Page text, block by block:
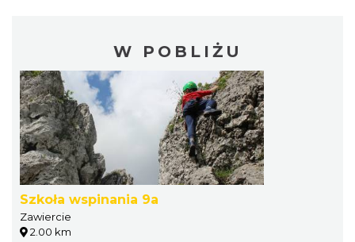
W POBLIŻU
Szkoła wspinania 9a
Zawiercie
2.00 km